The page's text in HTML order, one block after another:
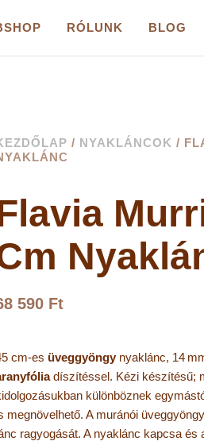
RÓLUNK BLOG
/ NYAKLÁNCOK /
590 Ft
cm-es üveggyöngynyaklánc, 14
díszítéssel. Kézi készítésű;
különböznek
megnövelhető. A muránói
ragyogását. A nyaklánc kapcsa és